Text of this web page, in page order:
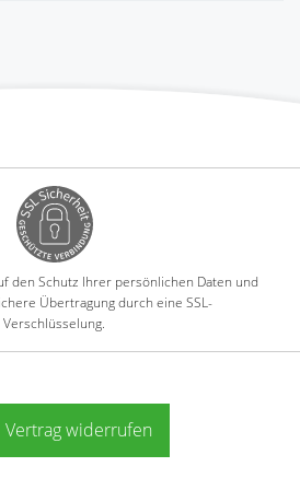
den Schutz Ihrer persönlichen Daten und
Übertragung durch eine SSL-
Verschlüsselung.
Vertrag widerrufen